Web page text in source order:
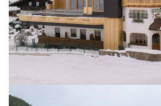
BILD ÖFFNEN